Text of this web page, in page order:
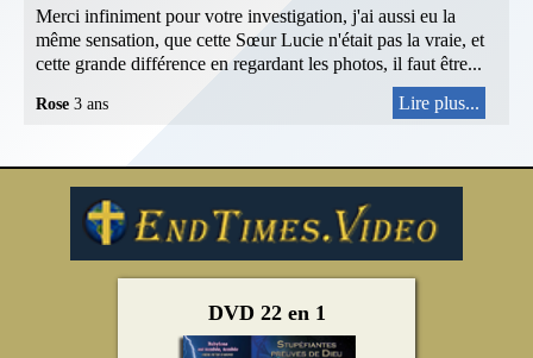
Merci infiniment pour votre investigation, j'ai aussi eu la
même sensation, que cette Sœur Lucie n'était pas la vraie, et
cette grande différence en regardant les photos, il faut être...
Rose 3 ans Lire plus...
DVD 22 en 1